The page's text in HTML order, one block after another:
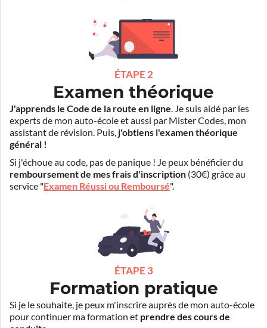
ÉTAPE 2
Examen théorique
J'apprends le Code de la route en ligne. Je suis aidé par les
experts de mon auto-école et aussi par Mister Codes, mon
assistant de révision. Puis, j'obtiens l'examen théorique
général !
Si j'échoue au code, pas de panique ! Je peux bénéficier du
remboursement de mes frais d'inscription (30€) grâce au
service "Examen Réussi ou Remboursé".
ÉTAPE 3
Formation pratique
Si je le souhaite, je peux m'inscrire auprès de mon auto-école
pour continuer ma formation et prendre des cours de